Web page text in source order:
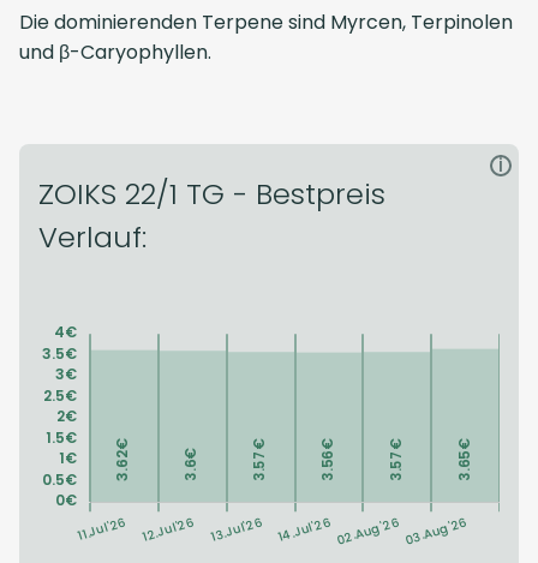
Die dominierenden Terpene sind Myrcen, Terpinolen
und β-Caryophyllen.
ZOIKS 22/1 TG - Bestpreis
Verlauf:
i